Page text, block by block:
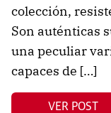
colección,
Son auténticas
una peculiar
capaces de […]
VER POST